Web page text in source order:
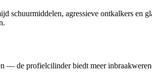
schuurmiddelen, agressieve ontkalkers en
de profielcilinder biedt meer